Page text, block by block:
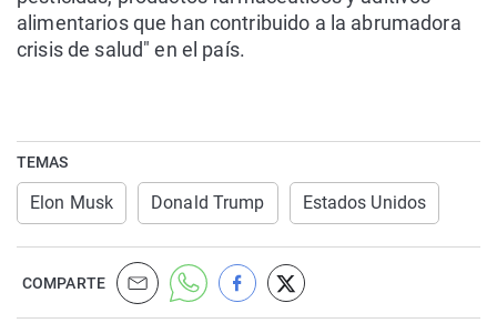
alimentarios que han contribuido a la abrumadora
crisis de salud" en el país.
TEMAS
Elon Musk Donald Trump Estados Unidos
COMPARTE